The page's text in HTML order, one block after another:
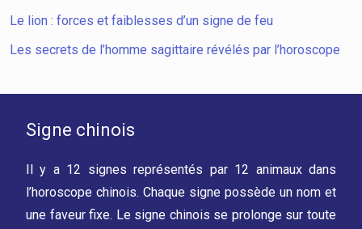
Le lion : forces et faiblesses d’un signe de feu
Les secrets de l’homme sagittaire révélés par l’horoscope
Signe chinois
Il y a 12 signes représentés par 12 animaux dans
l’horoscope chinois. Chaque signe possède un nom et
une faveur fixe. Le signe chinois se prolonge sur toute